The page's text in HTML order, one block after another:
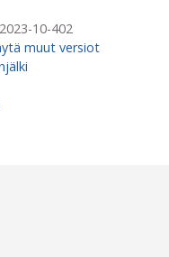
10-402
muut versiot